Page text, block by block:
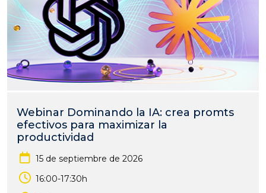
Webinar Dominando la IA: crea promts
efectivos para maximizar la
productividad
15 de septiembre de 2026
16:00-17:30h